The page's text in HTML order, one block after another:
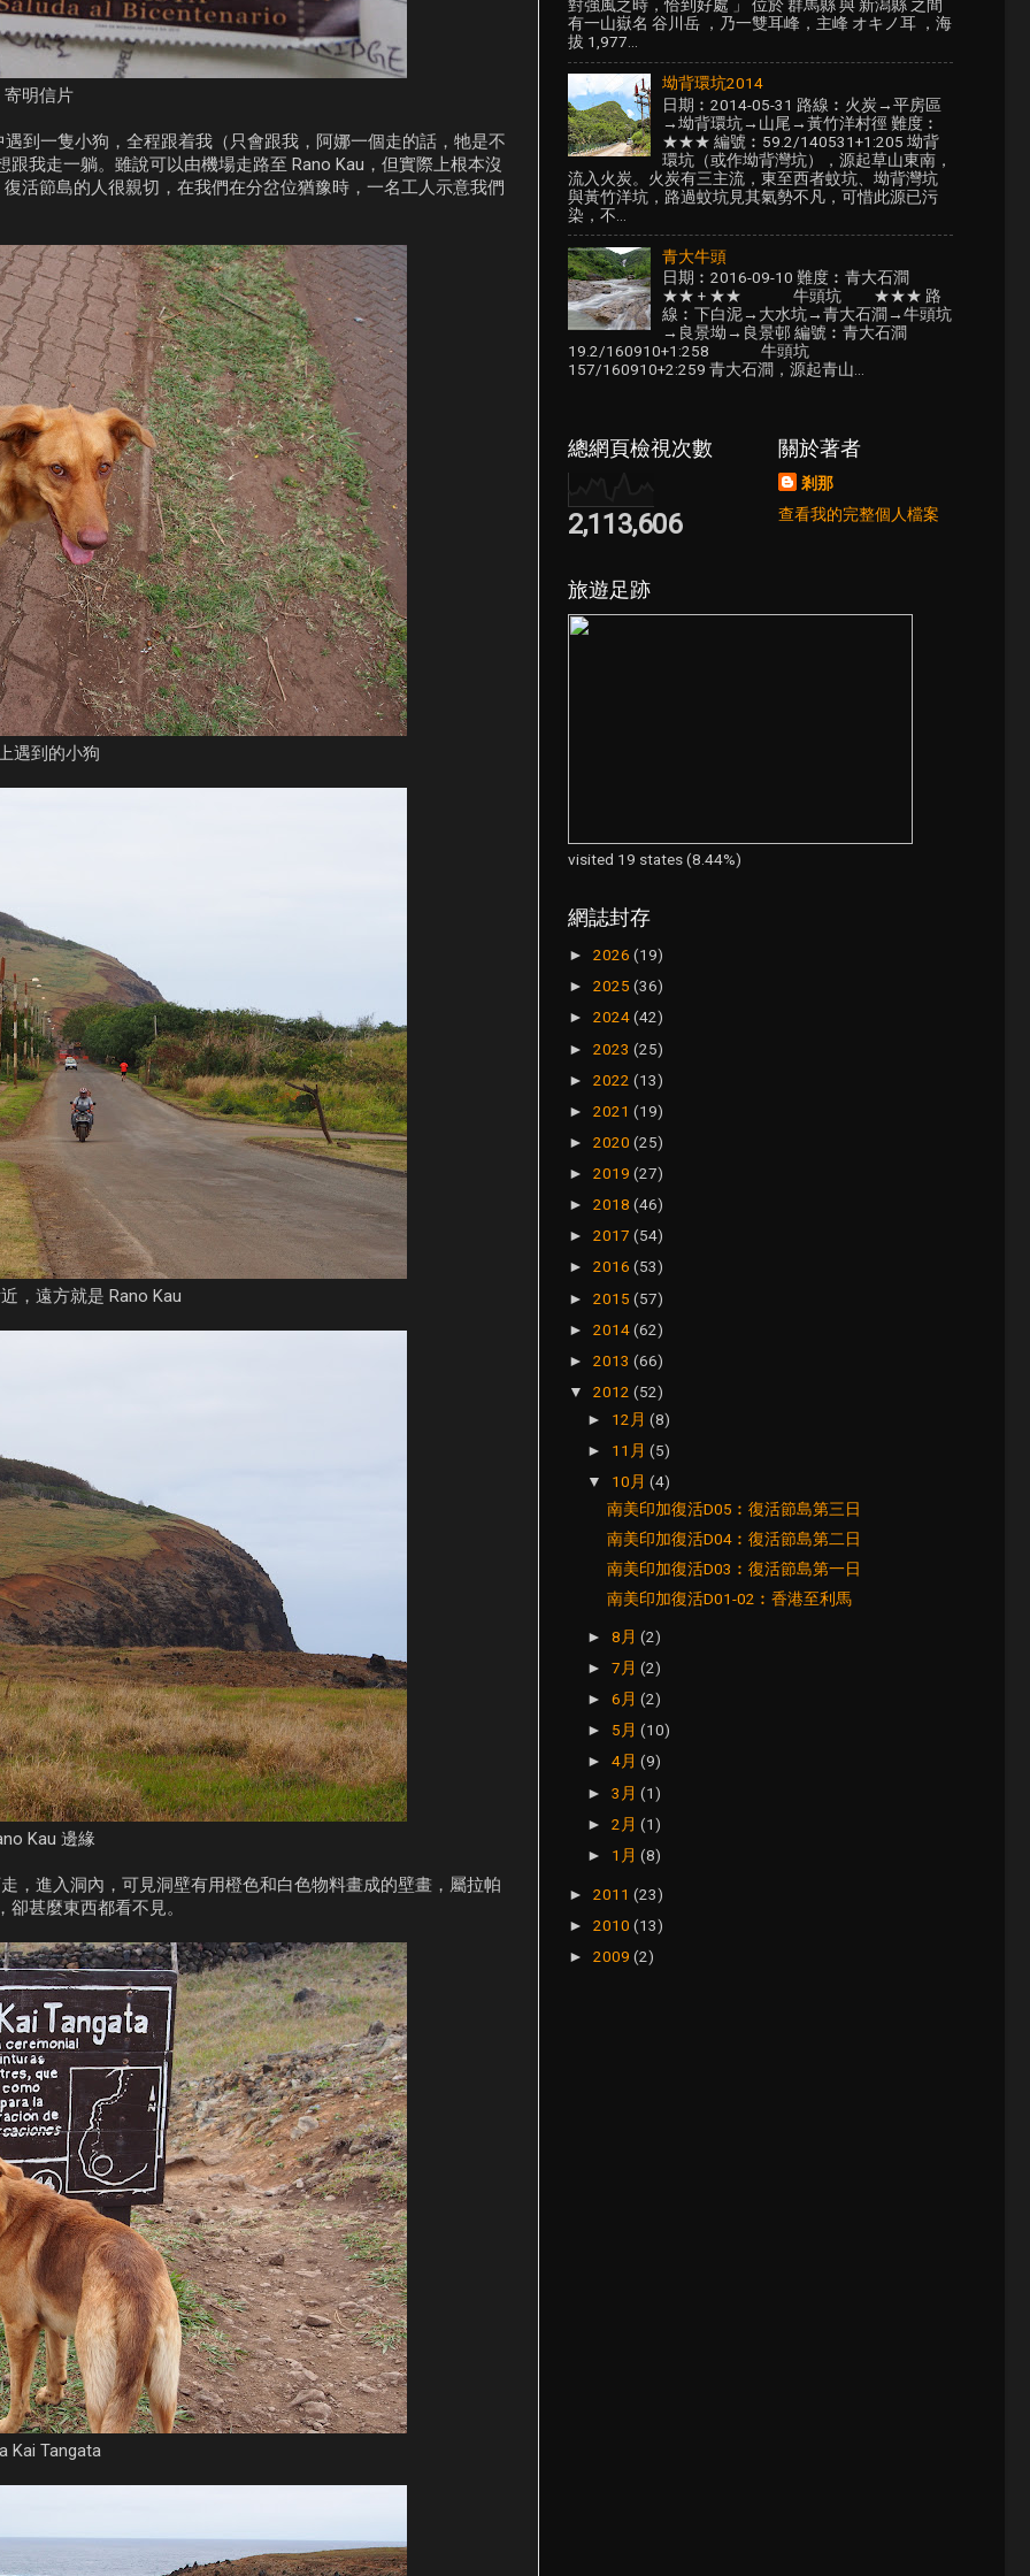
寄明信片
到一隻小狗，全程跟着我（只會跟我，阿娜一個走的話，牠是不
我走一躺。雖說可以由機場走路至 Rano Kau，但實際上根本沒
活節島的人很親切，在我們在分岔位猶豫時，一名工人示意我們
遇到的小狗
，遠方就是 Rano Kau
Kau 邊緣
，進入洞內，可見洞壁有用橙色和白色物料畫成的壁畫，屬拉帕
甚麼東西都看不見。
Kai Tangata
對強風之時，恰到好處 」 位於 群馬縣 與 新潟縣 之間
有一山嶽名 谷川岳 ，乃一雙耳峰，主峰 オキノ耳 ，海
拔 1,977...
坳背環坑2014
日期︰2014-05-31 路線︰火炭→平房區
→坳背環坑→山尾→黃竹洋村徑 難度︰
★★★ 編號︰59.2/140531+1:205 坳背
環坑（或作坳背灣坑），源起草山東南，
流入火炭。火炭有三主流，東至西者蚊坑、坳背灣坑
與黃竹洋坑，路過蚊坑見其氣勢不凡，可惜此源已污
染，不...
青大牛頭
日期︰2016-09-10 難度︰青大石澗
★★ + ★★ 牛頭坑 ★★★ 路
線︰下白泥→大水坑→青大石澗→牛頭坑
→良景坳→良景邨 編號︰青大石澗
19.2/160910+1:258 牛頭坑
157/160910+2:259 青大石澗，源起青山...
總網頁檢視次數
2,113,606
關於著者
剎那
查看我的完整個人檔案
旅遊足跡
visited 19 states (8.44%)
網誌封存
► 2026 (19)
► 2025 (36)
► 2024(42)
► 2023 (25)
► 2022 (13)
► 2021 (19)
► 2020 (25)
► 2019 (27)
► 2018 (46)
► 2017 (54)
► 2016 (53)
► 2015 (57)
► 2014(62)
► 2013 (66)
▼ 2012 (52)
► 12月(8)
► 11月(5)
▼ 10月(4)
南美印加復活D05︰復活節島第三日
南美印加復活D04︰復活節島第二日
南美印加復活D03︰復活節島第一日
南美印加復活D01-02︰香港至利馬
►8月(2)
►7月(2)
►6月(2)
► 5月(10)
►4月(9)
►3月(1)
►2月(1)
► 1月(8)
► 2011 (23)
► 2010 (13)
► 2009 (2)